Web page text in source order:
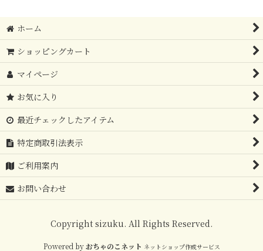
並び順:
ホーム
ショッピングカート
マイページ
お気に入り
最近チェックしたアイテム
特定商取引法表示
ご利用案内
お問い合わせ
Copyright sizuku. All Rights Reserved.
Powered byおちゃのこネット ネットショップ作成サービス